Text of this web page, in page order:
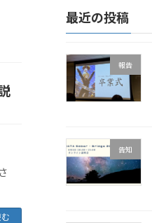
最近の投稿
報告
告知